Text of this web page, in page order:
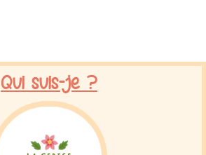
Qui suis-je ?